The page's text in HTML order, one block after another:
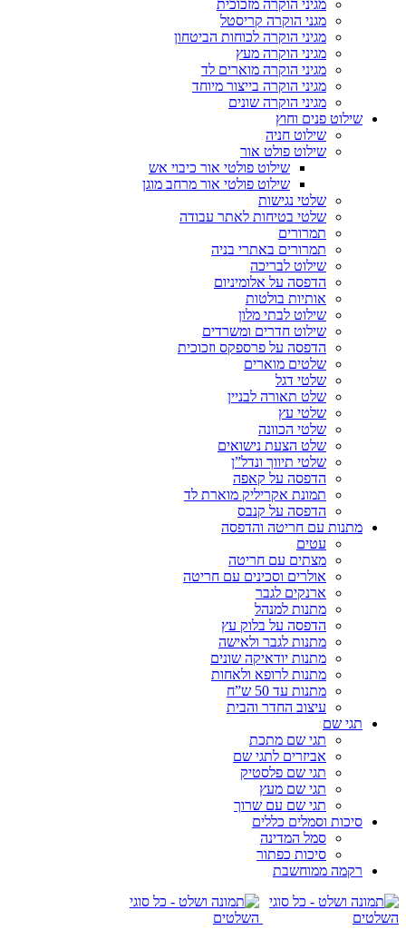
מגיני הוקרה מזכוכית
מגני הוקרה קריסטל
מגיני הוקרה לכוחות הביטחון
מגיני הוקרה מעץ
מגיני הוקרה מוארים לד
מגיני הוקרה בייצור מיוחד
מגיני הוקרה שונים
שילוט פנים וחוץ
שילוט חניה
שילוט פולט אור
שילוט פולטי אור כיבוי אש
שילוט פולטי אור מרחב מוגן
שלטי נגישות
שלטי בטיחות לאתר עבודה
תמרורים
תמרורים באתרי בניה
שילוט לבריכה
הדפסה על אלומיניום
אותיות בולטות
שילוט לבתי מלון
שילוט חדרים ומשרדים
הדפסה על פרספקס וזכוכית
שלטים מוארים
שלטי דגל
שלט תאורה לבניין
שלטי עץ
שלטי הכוונה
שלט הצעת נישואים
שלטי תיווך ונדל”ן
הדפסה על קאפה
תמונת אקריליק מוארת לד
הדפסה על קנבס
מתנות עם חריטה והדפסה
עטים
מצתים עם חריטה
אולרים וסכינים עם חריטה
ארנקים לגבר
מתנות למנהל
הדפסה על בלוק עץ
מתנות לגבר ולאישה
מתנות יודאיקה שונים
מתנות לרופא ולאחות
מתנות עד 50 ש”ח
עיצוב החדר והבית
תגי שם
תגי שם מתכת
אביזרים לתגי שם
תגי שם פלסטיק
תגי שם מעץ
תגי שם עם שרוך
סיכות וסמלים כללים
סמל המדינה
סיכות כפתור
רקמה ממוחשבת